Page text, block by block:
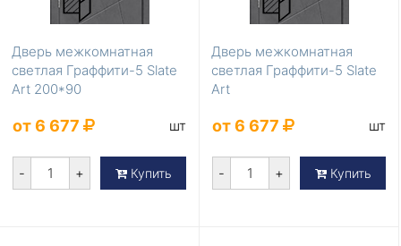
Дверь межкомнатная
светлая Граффити-5 Slate
Art 200*90
от 6 677 шт
- + Купить
Дверь межкомнатная
светлая Граффити-5 Slate
Art
от 6 677 шт
- + Купить